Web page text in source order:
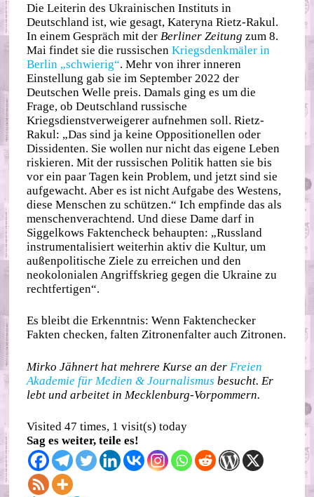
Die Leiterin des Ukrainischen Instituts in
Deutschland ist, wie gesagt, Kateryna Rietz-Rakul.
In einem Gespräch mit der Berliner Zeitung zum 8.
Mai findet sie die russischenKriegsdenkmäler in
Berlin „schwierig“. Mehr von ihrer inneren
Einstellung gab sie im September 2022 der
Deutschen Welle preis. Damals ging es um die
Frage, ob Deutschland russische
Kriegsdienstverweigerer aufnehmen soll. Rietz-
Rakul: „Das sind ja keine Oppositionellen oder
Dissidenten. Sie wollen nur nicht das eigene Leben
riskieren. Mit der russischen Politik hatten sie bis
vor ein paar Tagen kein Problem, und jetzt sind sie
aufgewacht. Aber es ist nicht Aufgabe des Westens,
diese Menschen zu schützen.“ Ich empfinde das als
menschenverachtend. Und diese Dame darf in
Siggelkows Faktencheck behaupten: „Russland
instrumentalisiert weiterhin aktiv die Kultur, um
außenpolitische Ziele zu erreichen und den
neokolonialen Angriffskrieg gegen die Ukraine zu
rechtfertigen“.
Es bleibt die Erkenntnis: Wenn Faktenchecker
Fakten checken, falten Zitronenfalter auch Zitronen.
Mirko Jähnert hat mehrere Kurse an der Freien
Akademie für Medien & Journalismus besucht. Er
lebt und arbeitet in Mecklenburg-Vorpommern.
Visited 47 times, 1 visit(s) today
Sag es weiter, teile es!